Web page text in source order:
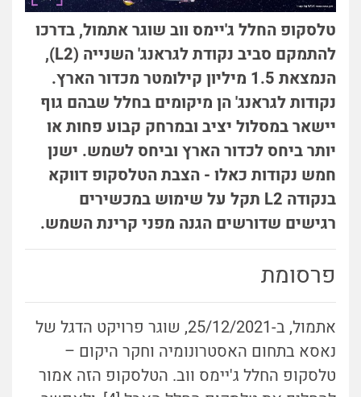
טלסקופ החלל ג'יימס ווב שוגר אתמול, בדרכו
להתמקם סביב נקודת לגראנג' השנייה (L2),
הנמצאת 1.5 מיליון קילומטר מכדור הארץ.
נקודות לגראנג' הן מיקומים בחלל שבהם גוף
יישאר במסלול יציב ובמרחק קבוע פחות או
יותר ביחס לכדור הארץ וביחס לשמש. ישנן
חמש נקודות כאלו - הצבת הטלסקופ דווקא
בנקודה L2 תקל על שימוש במכשירים
רגישים שדורשים הגנה מפני קרינת השמש.
פרסומת
אתמול, ב-25/12/2021, שוגר פרויקט הדגל של
נאסא בתחום האסטרונומיה וחקר היקום –
טלסקופ החלל ג'יימס ווב. הטלסקופ הזה אמור